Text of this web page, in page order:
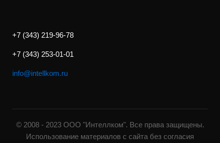
+7 (343) 219-96-78
+7 (343) 253-01-01
info@intellkom.ru
© 2008 - 2023 ООО "Интеллком". Все права защищены.
Использование материалов с сайта без согласия